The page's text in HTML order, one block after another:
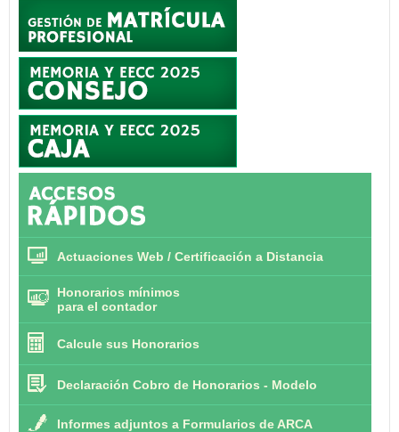
Actuaciones Web / Certificación a Distancia
Honorarios mínimos
para el contador
Calcule sus Honorarios
Declaración Cobro de Honorarios - Modelo
Informes adjuntos a Formularios de ARCA